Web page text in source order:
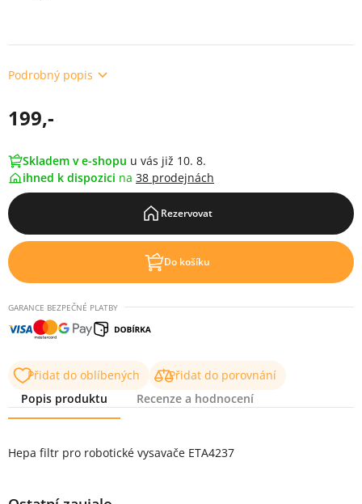
Podrobný popis
199,-
Skladem v e-shopu u vás již 10. 8.
ihned k dispozici na 38 prodejnách
Rezervovat
Do košíku
GARANCE BEZPEČNÉ PLATBY
Přidat do oblíbených
Přidat do porovnání
Popis produktu
Recenze a hodnocení
Hepa filtr pro robotické vysavače ETA4237